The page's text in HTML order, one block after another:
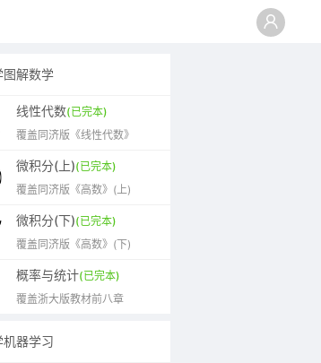
图解数学
线性代数(已完本)
覆盖同济版《线性代数》
微积分(上)(已完本)
覆盖同济版《高数》(上)
微积分(下)(已完本)
覆盖同济版《高数》(下)
概率与统计(已完本)
覆盖浙大版教材前八章
机器学习